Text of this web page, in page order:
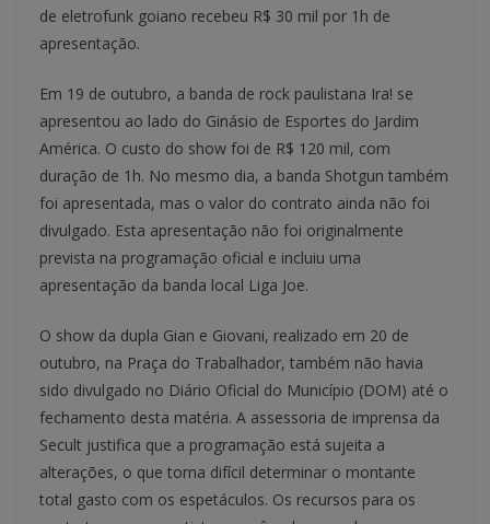
de eletrofunk goiano recebeu R$ 30 mil por 1h de
apresentação.
Em 19 de outubro, a banda de rock paulistana Ira! se
apresentou ao lado do Ginásio de Esportes do Jardim
América. O custo do show foi de R$ 120 mil, com
duração de 1h. No mesmo dia, a banda Shotgun também
foi apresentada, mas o valor do contrato ainda não foi
divulgado. Esta apresentação não foi originalmente
prevista na programação oficial e incluiu uma
apresentação da banda local Liga Joe.
O show da dupla Gian e Giovani, realizado em 20 de
outubro, na Praça do Trabalhador, também não havia
sido divulgado no Diário Oficial do Município (DOM) até o
fechamento desta matéria. A assessoria de imprensa da
Secult justifica que a programação está sujeita a
alterações, o que torna difícil determinar o montante
total gasto com os espetáculos. Os recursos para os